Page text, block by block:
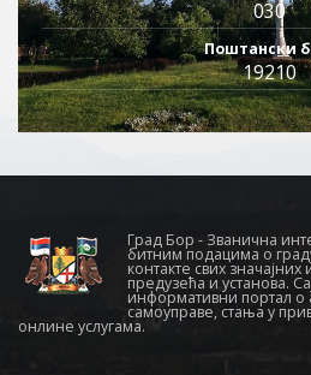
030
Поштански
19210
Град Бор - Званична
битним подацима о
контакте свих значајних
предузећа и установа.
информативни портал о
самоуправе, стања у
онлине услугама.